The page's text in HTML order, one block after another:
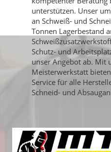
unterstützen. Unser
an Schweiß- und
Tonnen Lagerbestand
Schutz- und
unser Angebot ab. Mit
Meisterwerkstatt
Service für alle
Schneid- und